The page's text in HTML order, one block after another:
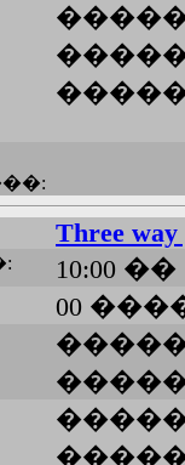
Three way
10:00 ��
00